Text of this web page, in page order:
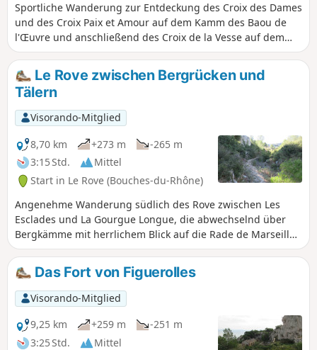
Sportliche Wanderung zur Entdeckung des Croix des Dames
und des Croix Paix et Amour auf dem Kamm des Baou de
l'Œuvre und anschließend des Croix de la Vesse auf dem
Gipfel des Felsens, der den Hafen von Niolon überragt.
Unebene Wege und einige steile Aufstiege in Geröllfeldern,
aber mit der Calanque de Figuerolles zum Entspannen.
Herrliche Ausblicke auf die Küste und die Bucht von
Marseille mit ihren Inseln.
Le Rove zwischen Bergrücken und
Tälern
Visorando-Mitglied
8,70 km
+273 m
-265 m
3:15 Std.
Mittel
Start in Le Rove (Bouches-du-Rhône)
Angenehme Wanderung südlich des Rove zwischen Les
Esclades und La Gourgue Longue, die abwechselnd über
Bergkämme mit herrlichem Blick auf die Rade de Marseille
und durch Talsohlen führt, die mal wild und tief
eingeschnitten, mal gepflegt und mit Olivenbäumen
bepflanzt sind.
Das Fort von Figuerolles
Visorando-Mitglied
9,25 km
+259 m
-251 m
3:25 Std.
Mittel